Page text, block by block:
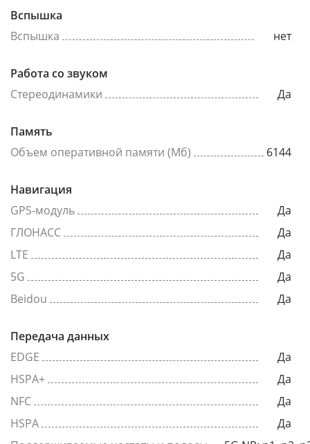
Вспышка
Вспышка
нет
Работа со звуком
Стереодинамики
Да
Память
Объем оперативной памяти (Мб)
6144
Навигация
GPS-модуль
Да
ГЛОНАСС
Да
LTE
Да
5G
Да
Beidou
Да
Передача данных
EDGE
Да
HSPA+
Да
NFC
Да
HSPA
Да